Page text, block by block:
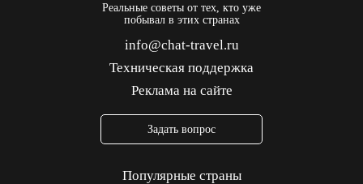
Реальные советы от тех, кто уже
побывал в этих странах
info@chat-travel.ru
Техническая поддержка
Реклама на сайте
Задать вопрос
Популярные страны